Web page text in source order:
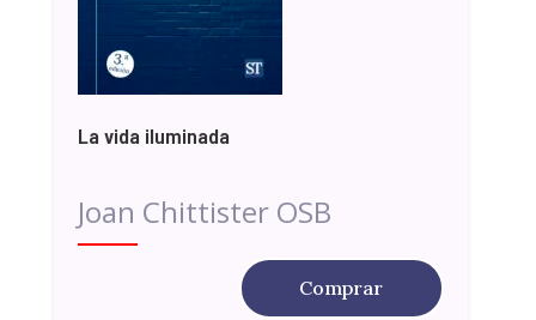
La vida iluminada
Joan Chittister OSB
Comprar